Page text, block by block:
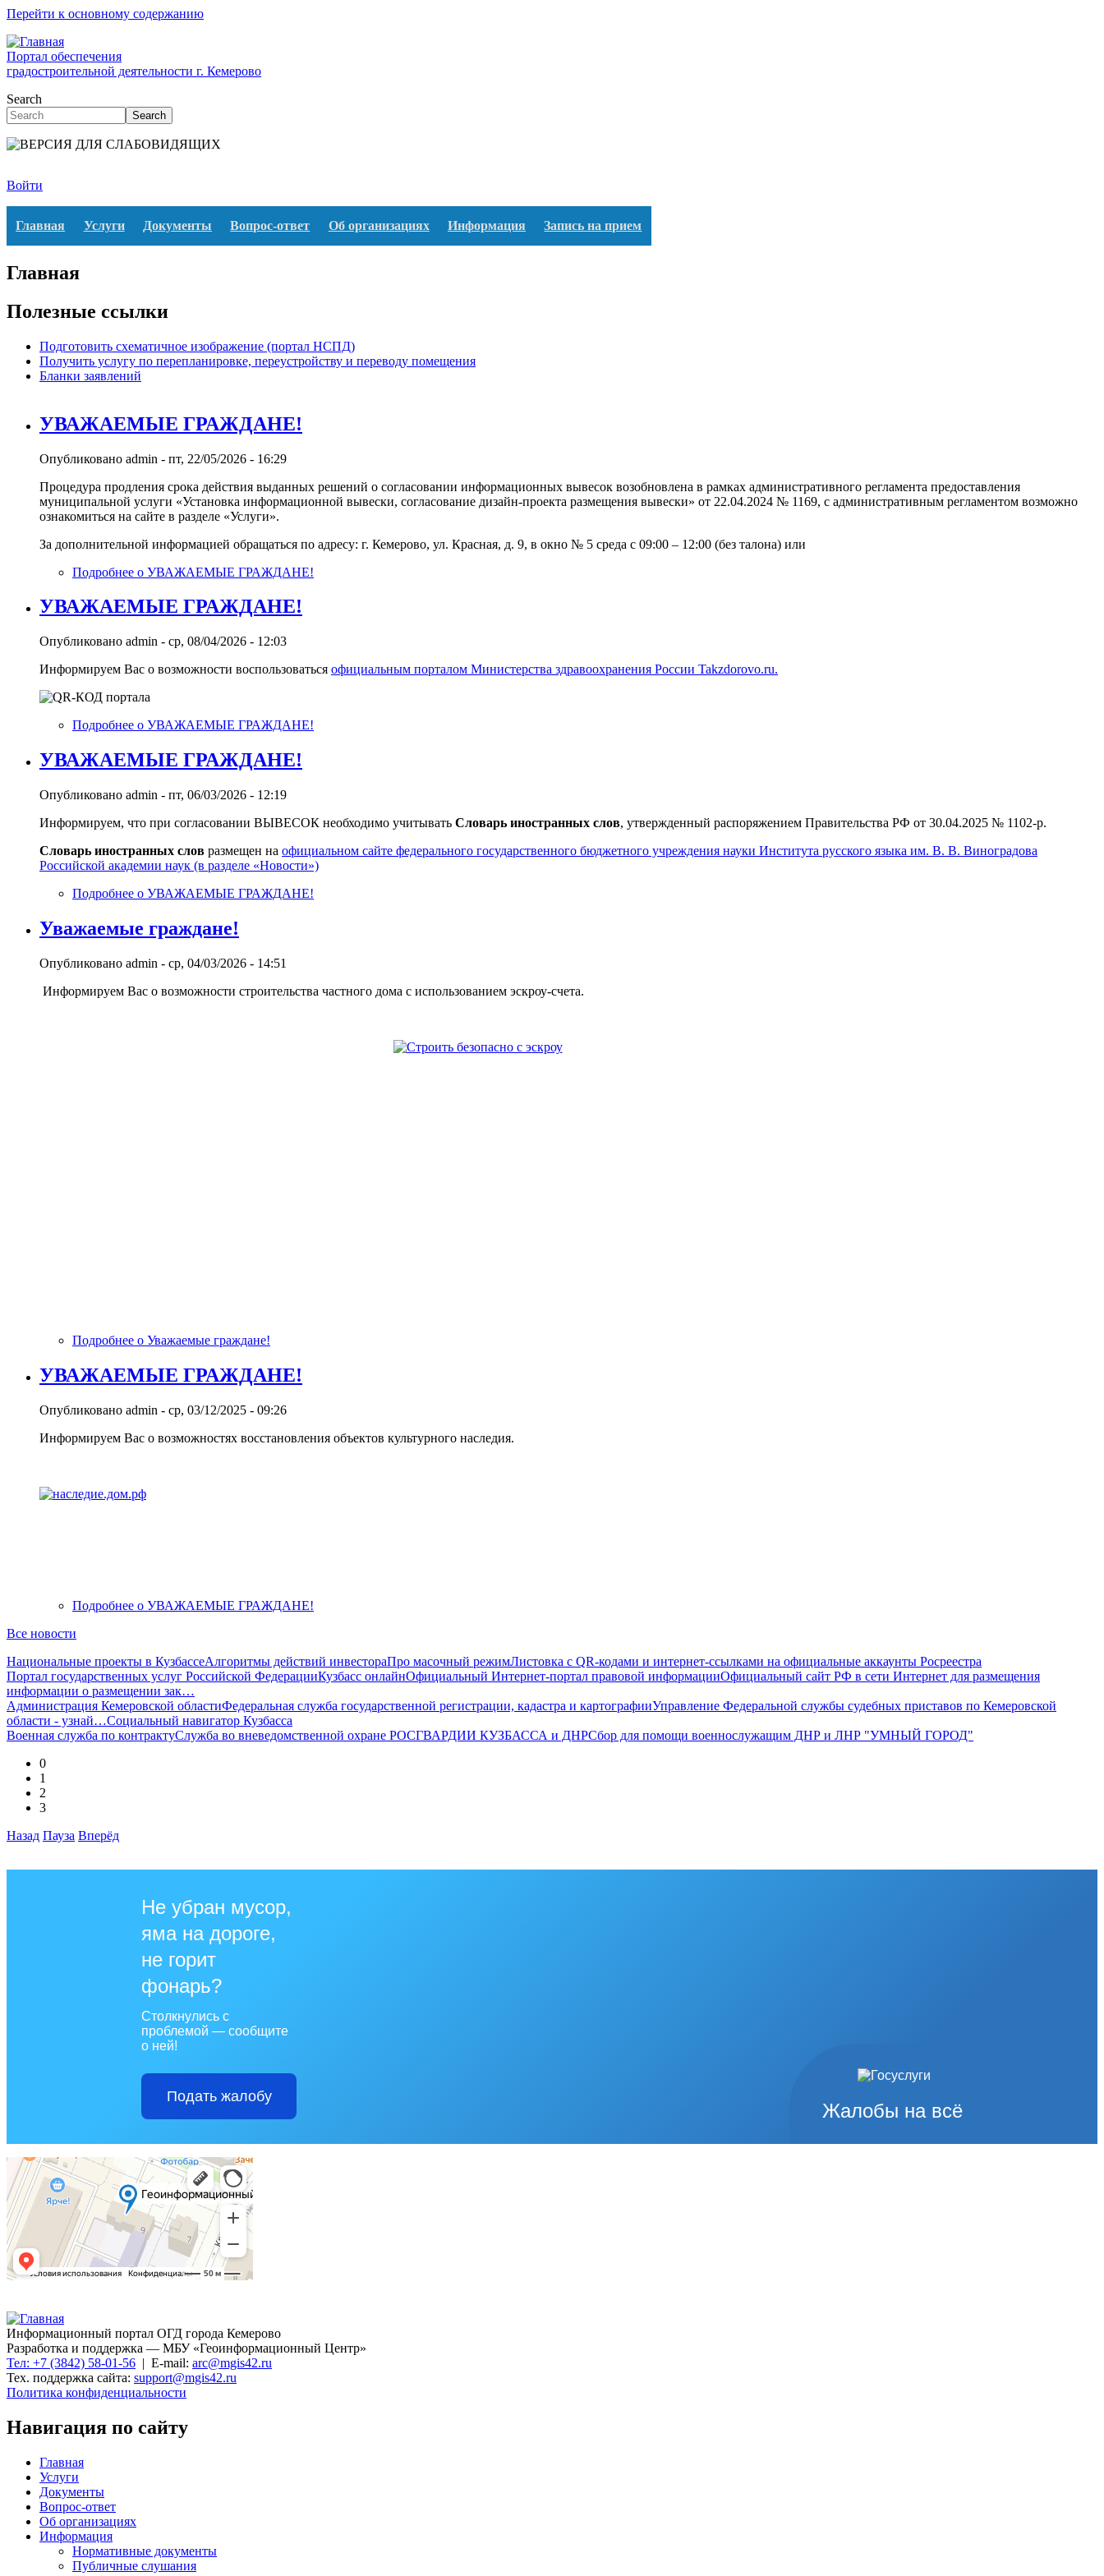
Перейти к основному содержанию
Портал обеспечения
градостроительной деятельности г. Кемерово
Search
Search
Войти
Главная Услуги Документы Вопрос-ответ Об организациях Информация Запись на прием
Главная
Полезные ссылки
Подготовить схематичное изображение (портал НСПД)
Получить услугу по перепланировке, переустройству и переводу помещения
Бланки заявлений
УВАЖАЕМЫЕ ГРАЖДАНЕ!
Опубликовано admin - пт, 22/05/2026 - 16:29
Процедура продления срока действия выданных решений о согласовании информационных вывесок возобновлена в рамках административного регламента предоставления
муниципальной услуги «Установка информационной вывески, согласование дизайн-проекта размещения вывески» от 22.04.2024 № 1169, с административным регламентом возможно
ознакомиться на сайте в разделе «Услуги».
За дополнительной информацией обращаться по адресу: г. Кемерово, ул. Красная, д. 9, в окно № 5 среда с 09:00 – 12:00 (без талона) или
Подробнее о УВАЖАЕМЫЕ ГРАЖДАНЕ!
УВАЖАЕМЫЕ ГРАЖДАНЕ!
Опубликовано admin - ср, 08/04/2026 - 12:03
Информируем Вас о возможности воспользоваться официальным порталом Министерства здравоохранения России Takzdorovo.ru.
Подробнее о УВАЖАЕМЫЕ ГРАЖДАНЕ!
УВАЖАЕМЫЕ ГРАЖДАНЕ!
Опубликовано admin - пт, 06/03/2026 - 12:19
Информируем, что при согласовании ВЫВЕСОК необходимо учитывать Словарь иностранных слов, утвержденный распоряжением Правительства РФ от 30.04.2025 № 1102-р.
Словарь иностранных слов размещен на официальном сайте федерального государственного бюджетного учреждения науки Института русского языка им. В. В. Виноградова
Российской академии наук (в разделе «Новости»)
Подробнее о УВАЖАЕМЫЕ ГРАЖДАНЕ!
Уважаемые граждане!
Опубликовано admin - ср, 04/03/2026 - 14:51
Информируем Вас о возможности строительства частного дома с использованием эcкроу-счета.
Подробнее о Уважаемые граждане!
УВАЖАЕМЫЕ ГРАЖДАНЕ!
Опубликовано admin - ср, 03/12/2025 - 09:26
Информируем Вас о возможностях восстановления объектов культурного наследия.
Подробнее о УВАЖАЕМЫЕ ГРАЖДАНЕ!
Все новости
Национальные проекты в КузбассеАлгоритмы действий инвестораПро масочный режимЛистовка с QR-кодами и интернет-ссылками на официальные аккаунты Росреестра
Портал государственных услуг Российской ФедерацииКузбасс онлайнОфициальный Интернет-портал правовой информацииОфициальный сайт РФ в сети Интернет для размещения
информации о размещении зак…
Администрация Кемеровской областиФедеральная служба государственной регистрации, кадастра и картографииУправление Федеральной службы судебных приставов по Кемеровской
области - узнай…Социальный навигатор Кузбасса
Военная служба по контрактуСлужба во вневедомственной охране РОСГВАРДИИ КУЗБАССА и ДНРСбор для помощи военнослужащим ДНР и ЛНР "УМНЫЙ ГОРОД"
0
1
2
3
Назад Пауза Вперёд
Жалобы на всё
Не убран мусор,
яма на дороге,
не горит
фонарь?
Столкнулись с
проблемой — сообщите
о ней!
Подать жалобу
Информационный портал ОГД города Кемерово
Разработка и поддержка — МБУ «Геоинформационный Центр»
Тел: +7 (3842) 58-01-56 | E-mail: arc@mgis42.ru
Тех. поддержка сайта: support@mgis42.ru
Политика конфиденциальности
Навигация по сайту
Главная
Услуги
Документы
Вопрос-ответ
Об организациях
Информация
Нормативные документы
Публичные слушания